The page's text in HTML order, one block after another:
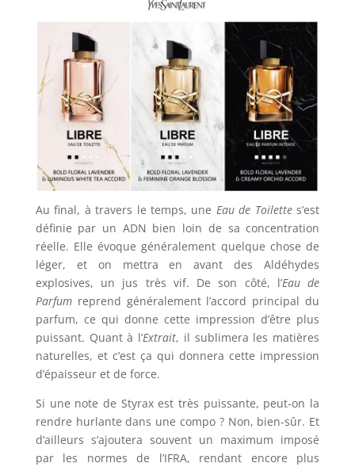
Au final, à travers le temps, une Eau de Toilettes’est
définie par un ADN bien loin de sa concentration
réelle. Elle évoque généralement quelque chose de
léger, et on mettra en avant des Aldéhydes
explosives, un jus très vif. De son côté, l’Eau de
Parfumreprend généralement l’accord principal du
parfum, ce qui donne cette impression d’être plus
puissant. Quant à l’Extrait, il sublimera les matières
naturelles, et c’est ça qui donnera cette impression
d’épaisseur et de force.
Si une note de Styrax est très puissante, peut-on la
rendre hurlante dans une compo ? Non, bien-sûr. Et
d’ailleurs s’ajoutera souvent un maximum imposé
par les normes de l’IFRA, rendant encore plus